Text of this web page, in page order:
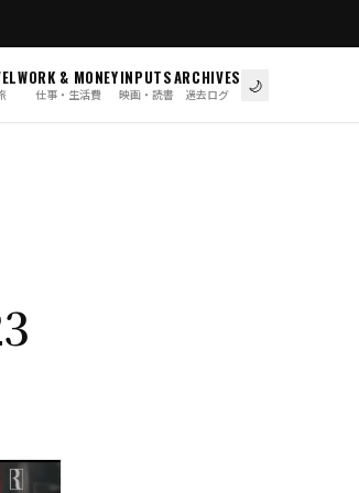
WORK & MONEY
仕事・生活費
INPUTS
映画・読書
ARCHIVES
過去ログ 🌙